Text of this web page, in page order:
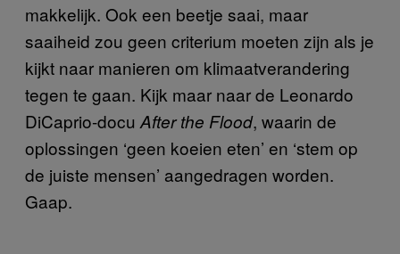
makkelijk. Ook een beetje saai, maar
saaiheid zou geen criterium moeten zijn als je
kijkt naar manieren om klimaatverandering
tegen te gaan. Kijk maar naar de Leonardo
DiCaprio-docu After the Flood, waarin de
oplossingen ‘geen koeien eten’ en ‘stem op
de juiste mensen’ aangedragen worden.
Gaap.